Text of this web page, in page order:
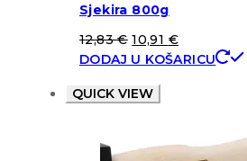
Sjekira 800g
12,83€ 10,91 €
DODAJ U KOŠARICU
QUICK VIEW